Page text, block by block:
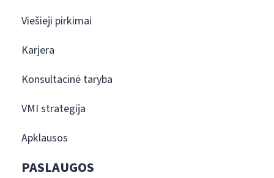
Viešieji pirkimai
Karjera
Konsultacinė taryba
VMI strategija
Apklausos
PASLAUGOS